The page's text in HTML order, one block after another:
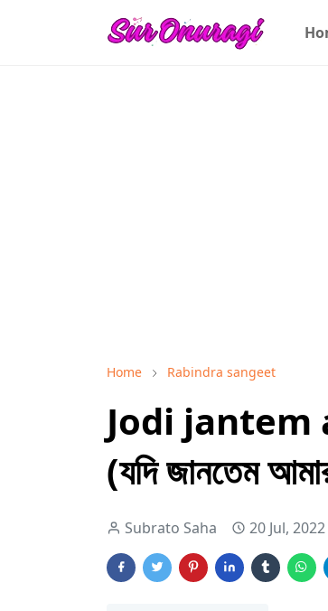
Home Rabindra sangeet
Jodi
(যদি জানতেম
Subrato Saha 20 Jul, 2022